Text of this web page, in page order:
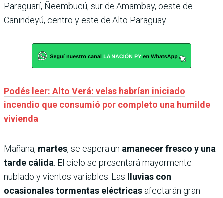
Paraguarí, Ñeembucú, sur de Amambay, oeste de
Canindeyú, centro y este de Alto Paraguay.
Podés leer: Alto Verá: velas habrían iniciado
incendio que consumió por completo una humilde
vivienda
Mañana, martes, se espera un amanecer fresco y una
tarde cálida . El cielo se presentará mayormente
nublado y vientos variables. Las lluvias con
ocasionales tormentas eléctricas afectarán gran